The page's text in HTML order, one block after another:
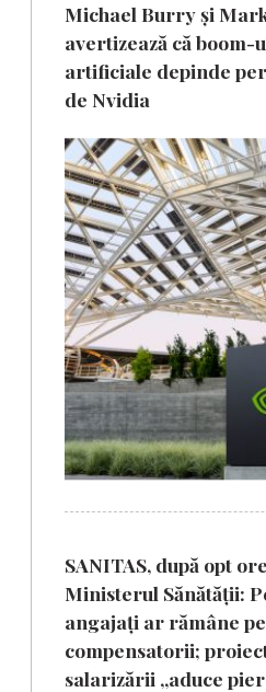
Michael Burry și
avertizează că
artificiale depinde
de Nvidia
SANITAS, după opt
Ministerul Sănătății:
angajați ar rămâne
compensatorii;
salarizării „aduce